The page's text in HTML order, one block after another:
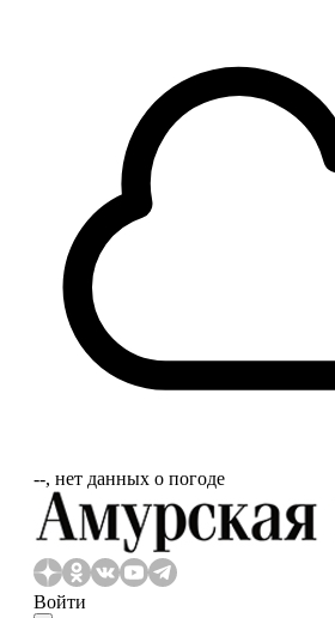
‐‐, нет данных о погоде
Войти